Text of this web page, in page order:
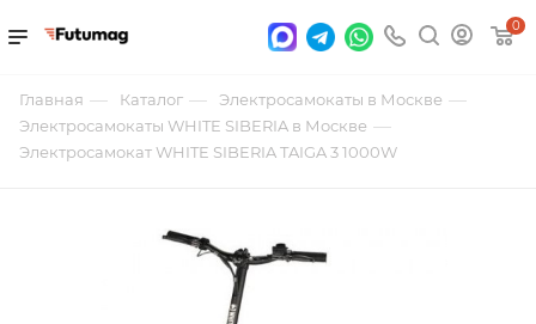
0
Главная — Каталог — Электросамокаты в Москве —
Электросамокаты WHITE SIBERIA в Москве —
Электросамокат WHITE SIBERIA TAIGA 3 1000W